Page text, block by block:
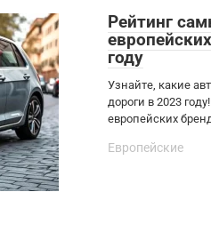
Рейтинг
году
Узнайте, какие
дороги в 2023
европейских
Европейские